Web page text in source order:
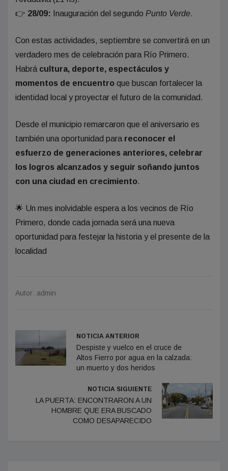
👉 28/09: Inauguración del segundo Punto Verde.
Con estas actividades, septiembre se convertirá en un
verdadero mes de celebración para Río Primero.
Habrá cultura, deporte, espectáculos y
momentos de encuentro que buscan fortalecer la
identidad local y proyectar el futuro de la comunidad.
Desde el municipio remarcaron que el aniversario es
también una oportunidad para reconocer el
esfuerzo de generaciones anteriores, celebrar
los logros alcanzados y seguir soñando juntos
con una ciudad en crecimiento.
🌟 Un mes inolvidable espera a los vecinos de Río
Primero, donde cada jornada será una nueva
oportunidad para festejar la historia y el presente de la
localidad
Autor: admin
NOTICIA ANTERIOR
Despiste y vuelco en el cruce de
Altos Fierro por agua en la calzada:
un muerto y dos heridos
NOTICIA SIGUIENTE
LA PUERTA: ENCONTRARON A UN
HOMBRE QUE ERA BUSCADO
COMO DESAPARECIDO